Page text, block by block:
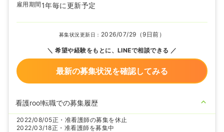
雇用期間 1年毎に更新予定
募集状況更新日： 2026/07/29（9日前）
希望や経験をもとに、LINEで相談できる
最新の募集状況を確認してみる
看護roo!転職での募集履歴
2022/08/05正・准看護師の募集を休止
2022/03/18正・准看護師を募集中